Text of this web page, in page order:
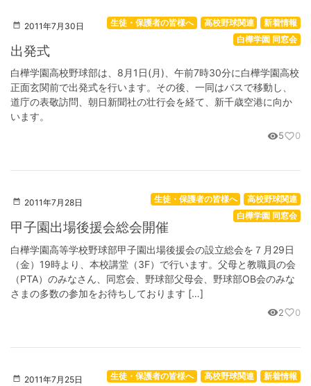
2011年7月30日 新着情報
高校野球関連
生徒・保護者の皆様へ
白樺学園 同窓会
出発式
白樺学園高校野球部は、8月1日(月)、午前7時30分に白樺学園高校
正面玄関前で出発式を行います。その後、一同はバスで移動し、
道庁の表敬訪問、朝日新聞社の壮行会を経て、新千歳空港に向か
います。
visibility5favorite_border0
2011年7月28日 高校野球関連
生徒・保護者の皆様へ
白樺学園 同窓会
甲子園出場後援会総会開催
白樺学園高等学校野球部甲子園出場後援会の設立総会を７月29日
（金）19時より、本校講堂（3F）で行います。父母と教職員の会
（PTA）のみなさん、同窓会、野球部父母会、野球部OB会のみな
さまの多数の参加をお待ちしております […]
visibility2favorite_border0
2011年7月25日 新着情報
高校野球関連
生徒・保護者の皆様へ